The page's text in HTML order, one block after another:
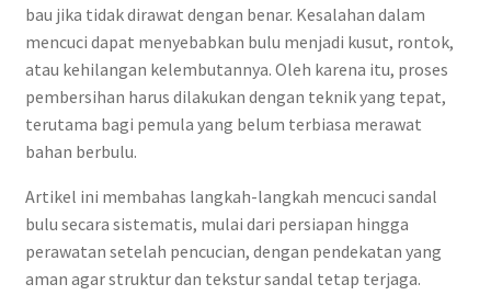
bau jika tidak dirawat dengan benar. Kesalahan dalam
mencuci dapat menyebabkan bulu menjadi kusut, rontok,
atau kehilangan kelembutannya. Oleh karena itu, proses
pembersihan harus dilakukan dengan teknik yang tepat,
terutama bagi pemula yang belum terbiasa merawat
bahan berbulu.
Artikel ini membahas langkah-langkah mencuci sandal
bulu secara sistematis, mulai dari persiapan hingga
perawatan setelah pencucian, dengan pendekatan yang
aman agar struktur dan tekstur sandal tetap terjaga.